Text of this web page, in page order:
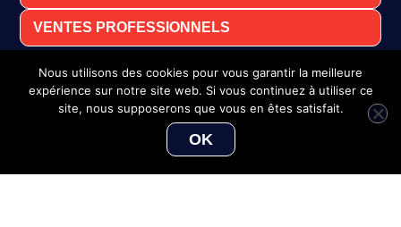
VENTES PROFESSIONNELS
Nous utilisons des cookies pour vous garantir la meilleure
expérience sur notre site web. Si vous continuez à utiliser ce
site, nous supposerons que vous en êtes satisfait.
OK